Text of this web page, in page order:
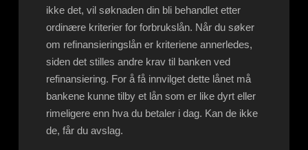
ikke det, vil søknaden din bli behandlet etter
ordinære kriterier for forbrukslån. Når du søker
om refinansieringslån er kriteriene annerledes,
siden det stilles andre krav til banken ved
refinansiering. For å få innvilget dette lånet må
bankene kunne tilby et lån som er like dyrt eller
rimeligere enn hva du betaler i dag. Kan de ikke
de, får du avslag.